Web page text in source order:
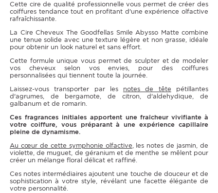
Cette cire de qualité professionnelle vous permet de créer des
coiffures tendance tout en profitant d'une expérience olfactive
rafraîchissante.
La Cire Cheveux The Goodfellas Smile Abysso Matte combine
une tenue solide avec une texture légère et non grasse, idéale
pour obtenir un look naturel et sans effort.
Cette formule unique vous permet de sculpter et de modeler
vos cheveux selon vos envies, pour des coiffures
personnalisées qui tiennent toute la journée.
Laissez-vous transporter par les notes de tête pétillantes
d'agrumes, de bergamote, de citron, d'aldehydique, de
galbanum et de romarin.
Ces fragrances initiales apportent une fraîcheur vivifiante à
votre coiffure, vous préparant à une expérience capillaire
pleine de dynamisme.
Au cœur de cette symphonie olfactive, les notes de jasmin, de
violette, de muguet, de géranium et de menthe se mêlent pour
créer un mélange floral délicat et raffiné.
Ces notes intermédiaires ajoutent une touche de douceur et de
sophistication à votre style, révélant une facette élégante de
votre personnalité.